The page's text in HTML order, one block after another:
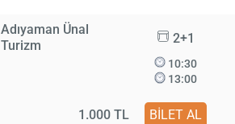
Adıyaman Ünal
Turizm
2+1
10:30
13:00
1.000 TL BİLET AL